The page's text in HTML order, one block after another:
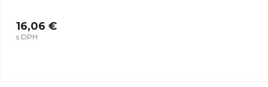
16,06 €
s DPH